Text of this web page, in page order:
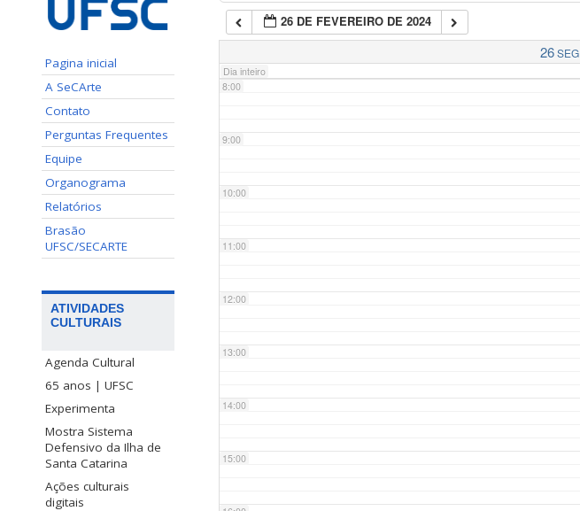
Pagina inicial
A SeCArte
Contato
Perguntas Frequentes
Equipe
Organograma
Relatórios
Brasão
UFSC/SECARTE
ATIVIDADES
CULTURAIS
Agenda Cultural
65 anos | UFSC
Experimenta
Mostra Sistema
Defensivo da Ilha de
Santa Catarina
Ações culturais
digitais
26 DE FEVEREIRO DE 2024
26SEG
Dia inteiro
7:00
8:00
9:00
10:00
11:00
12:00
13:00
14:00
15:00